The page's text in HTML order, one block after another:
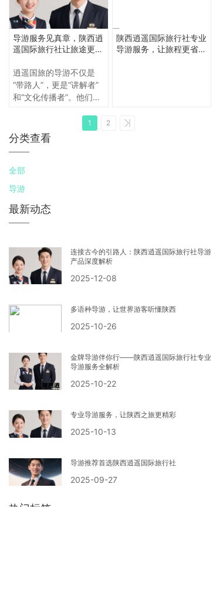
的文物变得有温度、让厚
重的文化变得生动有趣的
“文化翻译官”。 如果您正
在寻找这样能提升整个旅
行品质的灵魂人物，那么
**陕西逍遥国际旅行社**
的金牌导游团队，绝对是
您不容错过的完美选择。
“靠谱”与“精彩”的最佳保
导游服务见真章，陕西逍
遥国际旅行社让旅途更有
逍遥国旅的导游不仅是
“带路人”，更是“讲解者”
和“文化传播者”。他们知
道来兵马俑背后的历史细
节，也能用通俗生动的语
言讲解大雁塔、大明宫的
“活起来”。对孩子来说，
他们是行走的历史老师；
对成年人来说，他们是深
入文化的向导。
陕西逍遥国际旅行社专业
导游服务，让旅程更省心
1 2
分类查看
全部
导游
最新动态
连接古今的引路人：陕西逍遥国际旅行社导游
产品深度解析
2025-12-08
多语种导游，让世界游客听懂陕西
2025-10-26
金牌导游伴你行——陕西逍遥国际旅行社专业
导游服务全解析
2025-10-22
专业导游服务，让陕西之旅更精彩
2025-10-13
导游推荐首选陕西逍遥国际旅行社
2025-09-27
热门标签